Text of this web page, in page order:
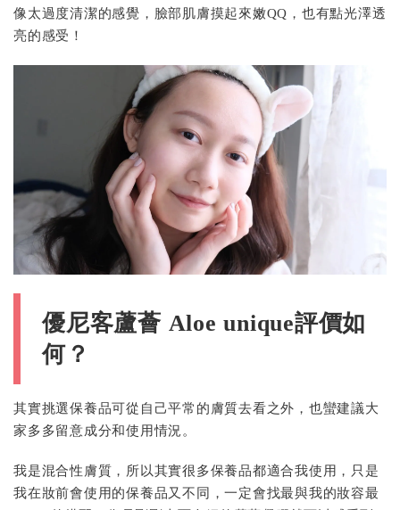
像太過度清潔的感覺，臉部肌膚摸起來嫩QQ，也有點光澤透
亮的感受！
優尼客蘆薈 Aloe unique評價如
何？
其實挑選保養品可從自己平常的膚質去看之外，也蠻建議大
家多多留意成分和使用情況。
我是混合性膚質，所以其實很多保養品都適合我使用，只是
我在妝前會使用的保養品又不同，一定會找最與我的妝容最